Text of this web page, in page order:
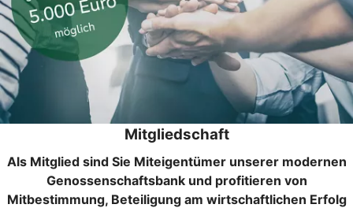
Mitgliedschaft
Als Mitglied sind Sie Miteigentümer unserer modernen
Genossenschaftsbank und profitieren von
Mitbestimmung, Beteiligung am wirtschaftlichen Erfolg